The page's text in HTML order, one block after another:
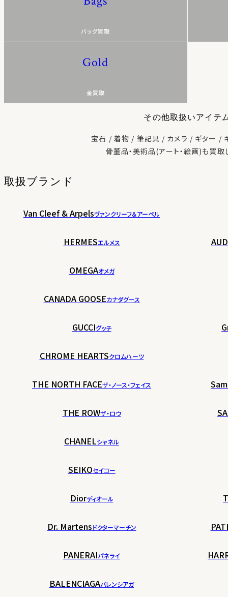
バッグ買取
Gold
金買取
その他取扱いアイテ
宝石 着物 筆記具 カメラ ギター
骨董品・美術品(アート・絵画)も買取
取扱ブランド
Van Cleef & Arpelsヴァンクリーフ＆アーペル
HERMESエルメス
OMEGAオメガ
CANADA GOOSEカナダグース
GUCCIグッチ
CHROME HEARTSクロムハーツ
THE NORTH FACEザ・ノース・フェイス
THE ROWザ・ロウ
CHANELシャネル
SEIKOセイコー
Diorディオール
Dr. Martensドクターマーチン
PANERAIパネライ
BALENCIAGAバレンシアガ